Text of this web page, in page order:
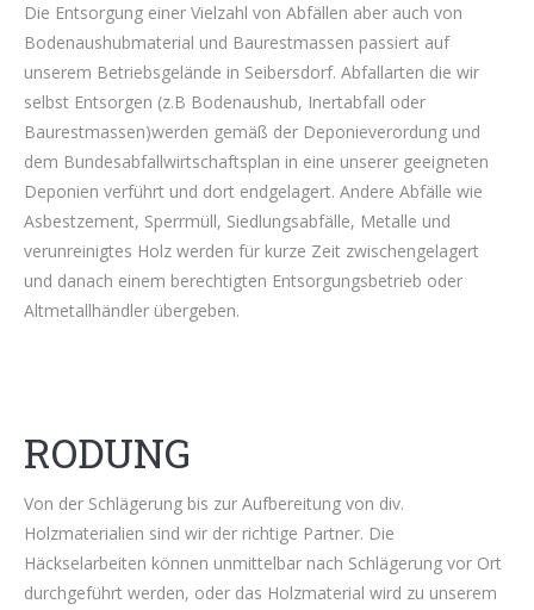
Die Entsorgung einer Vielzahl von Abfällen aber auch von
Bodenaushubmaterial und Baurestmassen passiert auf
unserem Betriebsgelände in Seibersdorf. Abfallarten die wir
selbst Entsorgen (z.B Bodenaushub, Inertabfall oder
Baurestmassen)werden gemäß der Deponieverordung und
dem Bundesabfallwirtschaftsplan in eine unserer geeigneten
Deponien verführt und dort endgelagert. Andere Abfälle wie
Asbestzement, Sperrmüll, Siedlungsabfälle, Metalle und
verunreinigtes Holz werden für kurze Zeit zwischengelagert
und danach einem berechtigten Entsorgungsbetrieb oder
Altmetallhändler übergeben.
RODUNG
Von der Schlägerung bis zur Aufbereitung von div.
Holzmaterialien sind wir der richtige Partner. Die
Häckselarbeiten können unmittelbar nach Schlägerung vor Ort
durchgeführt werden, oder das Holzmaterial wird zu unserem